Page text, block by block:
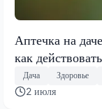
Аптечка на
как действовать
Дача Здоровье
2 июля